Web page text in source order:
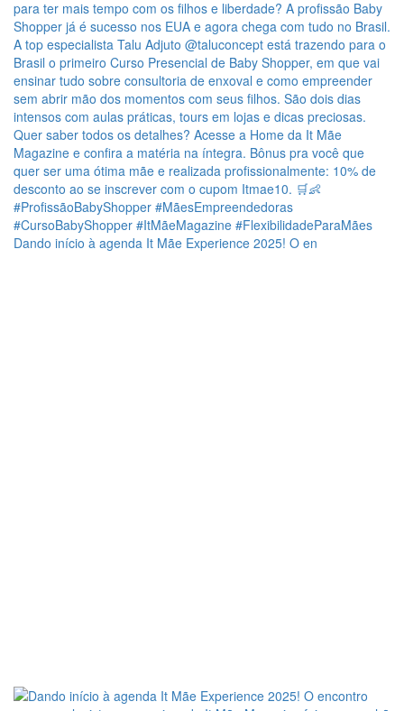
Dando início à agenda It Mãe Experience 2025! O en